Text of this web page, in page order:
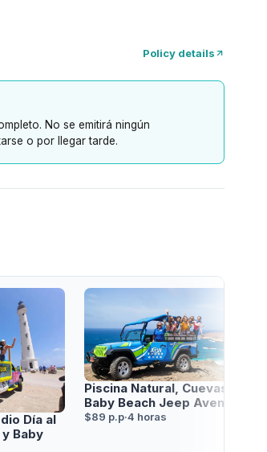
Policy details
No se emitirá ningún
o por llegar tarde.
Día al
Baby
Piscina Natural, Cuevas y
Baby Beach Jeep Aventura
$89 p.p·4 horas